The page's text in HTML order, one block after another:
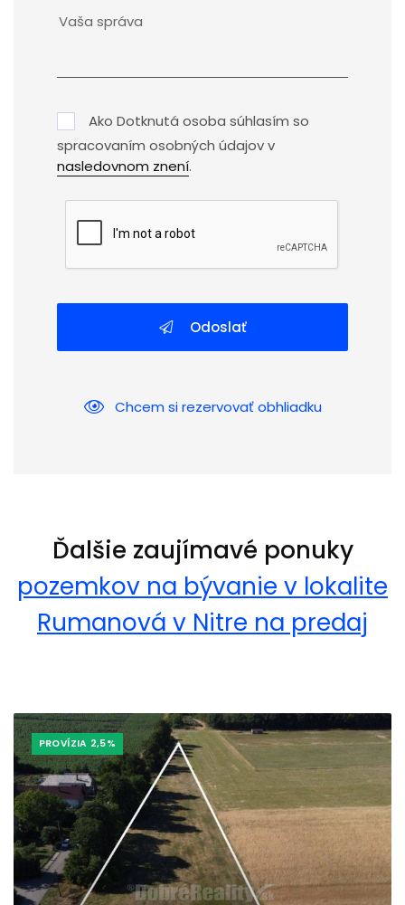
Ako Dotknutá osoba súhlasím so
spracovaním osobných údajov v
nasledovnom znení.
Odoslať
Chcem si rezervovať obhliadku
Ďalšie zaujímavé ponuky
pozemkov na bývanie v lokalite
Rumanová v Nitre na predaj
PROVÍZIA 2,5%